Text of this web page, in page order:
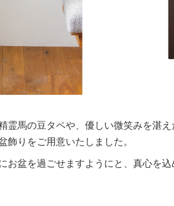
霊馬の豆タペや、優しい微笑みを湛
飾りをご用意いたしました。
お盆を過ごせますようにと、真心を